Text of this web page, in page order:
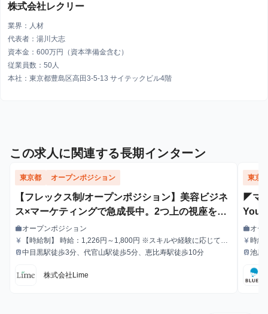
株式会社レクリー
業界：人材
代表者：湯川大志
資本金：600万円（資本準備金含む）
従業員数：50人
本社：東京都豊島区高田3-5-13 サイテックビル4階
この求人に関連する長期インターン
東京都 オープンポジション
【フレックス制/オープンポジション】美容ビジネ
ス×マーケティングで急成長中。2つ上の視座を追
求し続けよう。
職種
workオープンポジション
給与
currency_yen
【時給制】 時給：1,226円～1,800円 ※スキルや経験に応じて昇
給します。 【月給制】 尚、フルコミットできる方は月給制もご
り毎月昇給の可能性あり ※年間の昇給平均額80,000円 <モデル月
収> 260,000円 /入社6ヶ月 330,000円 /入社1年 400,000円 /
最寄駅
train中目黒駅徒歩3分、代官山駅徒歩5分、恵比寿駅徒歩10分
株式会社Lime
東京
◤マ
ジネ
職種
workオー
給与
currency_yen時給
最寄駅
train池尻